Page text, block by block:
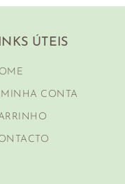
ÚTEIS
CONTA